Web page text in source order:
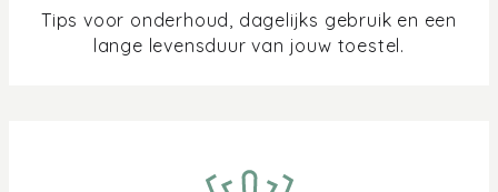
schoon
Vocht of roest in de oven en (combi)microgolf:
Tips voor onderhoud, dagelijks gebruik en een
lange levensduur van jouw toestel.